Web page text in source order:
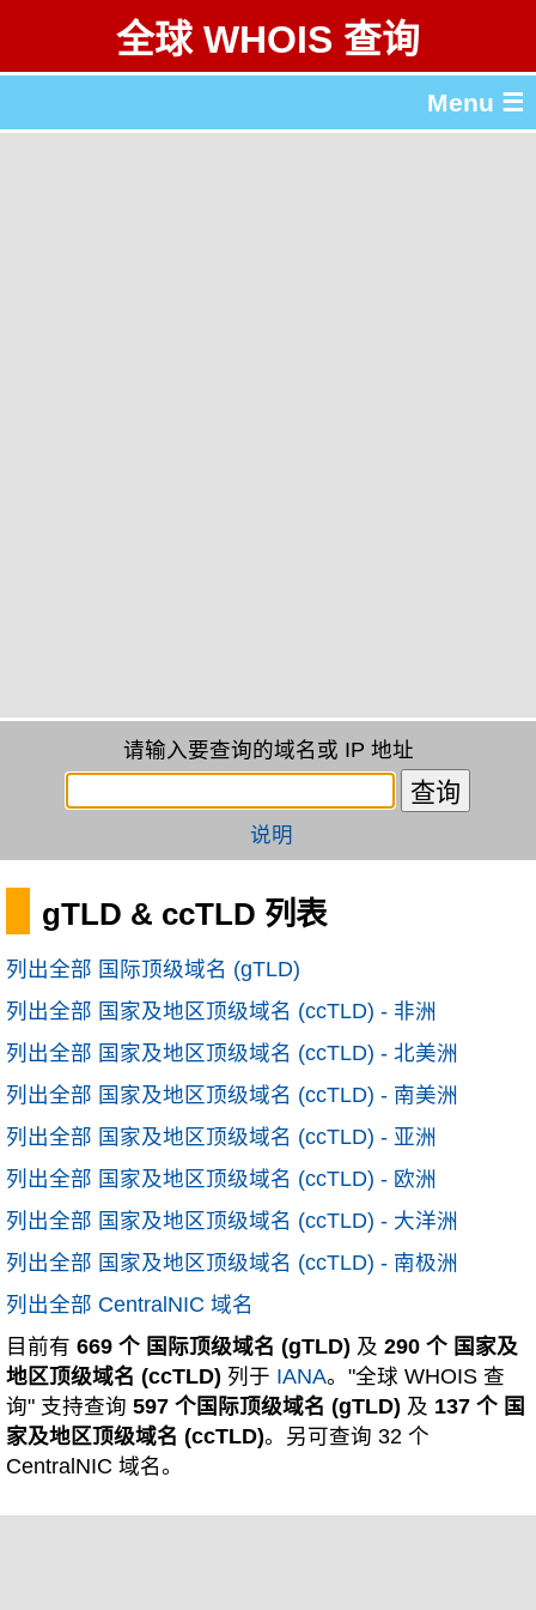
全球 WHOIS 查询
Menu ☰
请输入要查询的域名或 IP 地址
说明
gTLD & ccTLD 列表
列出全部 国际顶级域名 (gTLD)
列出全部 国家及地区顶级域名 (ccTLD) - 非洲
列出全部 国家及地区顶级域名 (ccTLD) - 北美洲
列出全部 国家及地区顶级域名 (ccTLD) - 南美洲
列出全部 国家及地区顶级域名 (ccTLD) - 亚洲
列出全部 国家及地区顶级域名 (ccTLD) - 欧洲
列出全部 国家及地区顶级域名 (ccTLD) - 大洋洲
列出全部 国家及地区顶级域名 (ccTLD) - 南极洲
列出全部 CentralNIC 域名
目前有 669 个 国际顶级域名 (gTLD) 及 290 个 国家及
地区顶级域名 (ccTLD) 列于 IANA。"全球 WHOIS 查
询" 支持查询 597 个国际顶级域名 (gTLD) 及 137 个 国
家及地区顶级域名 (ccTLD)。另可查询 32 个
CentralNIC 域名。